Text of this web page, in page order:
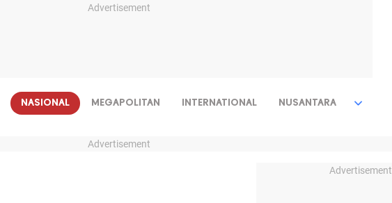
Advertisement
NASIONAL MEGAPOLITAN INTERNATIONAL NUSANTARA
Advertisement
Advertisement